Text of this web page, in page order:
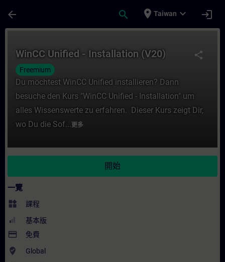
arrow_back search place Taiwan expand_more login
share
WinCC Unified - Installation (V20)
Freemium
Du möchtest WinCC Unified installieren? Dann
besuche den Kurs "WinCC Unified - Installation" um
alles Wissenswerte zu erfahren. Dieser Kurs zeigt Dir,
wo Du die Sof...更多
開始
一覽
widgets 課程
基本版
payment 免費
where_to_vote Global